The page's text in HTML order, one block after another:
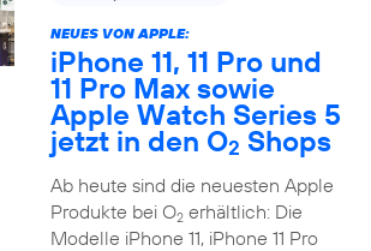
NEUES VON APPLE:
iPhone 11, 11 Pro und
11 Pro Max sowie
Apple Watch Series 5
jetzt in den O2 Shops
Ab heute sind die neuesten Apple
Produkte bei O2erhältlich: Die
Modelle iPhone 11, iPhone 11 Pro